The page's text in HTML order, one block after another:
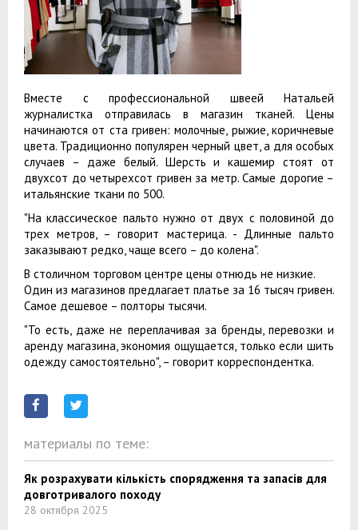
Вместе с профессиональной швеей Натальей
журналистка отправилась в магазин тканей. Цены
начинаются от ста гривен: молочные, рыжие, коричневые
цвета. Традиционно популярен черный цвет, а для особых
случаев – даже белый. Шерсть и кашемир стоят от
двухсот до четырехсот гривен за метр. Самые дорогие –
итальянские ткани по 500.
"На классическое пальто нужно от двух с половиной до
трех метров, – говорит мастерица. - Длинные пальто
заказывают редко, чаще всего – до колена".
В столичном торговом центре цены отнюдь не низкие.
Один из магазинов предлагает платье за 16 тысяч гривен.
Самое дешевое – полторы тысячи.
"То есть, даже не переплачивая за бренды, перевозки и
аренду магазина, экономия ощущается, только если шить
одежду самостоятельно", – говорит корреспондентка.
материалы по теме:
Як розрахувати кількість спорядження та запасів для
довготривалого походу
28 октября 2025